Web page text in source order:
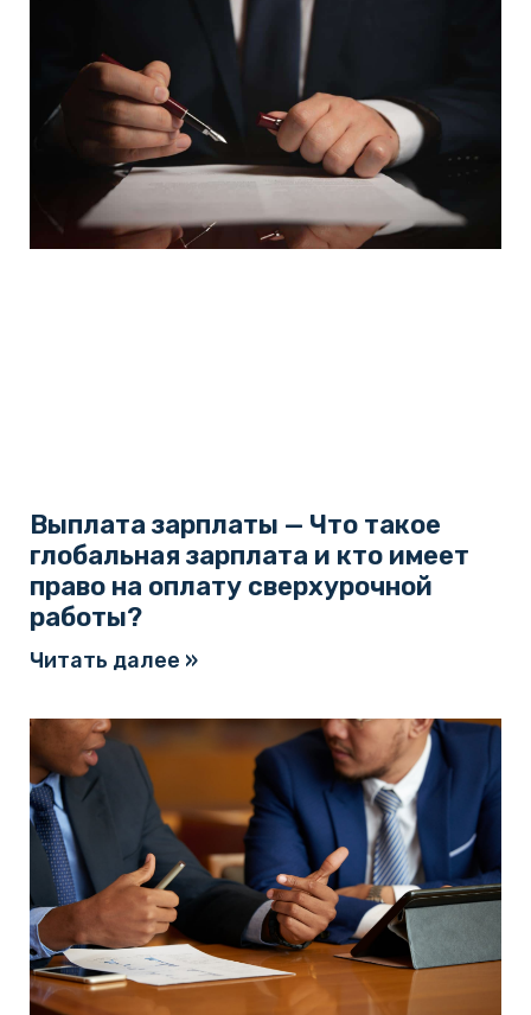
Выплата зарплаты — Что такое
глобальная зарплата и кто имеет
право на оплату сверхурочной
работы?
Читать далее »